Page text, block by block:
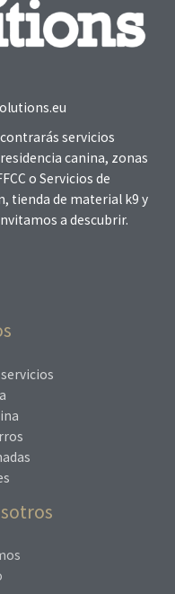
servicios
canina, zonas
o Servicios de
tienda de material k9 y
a descubrir.